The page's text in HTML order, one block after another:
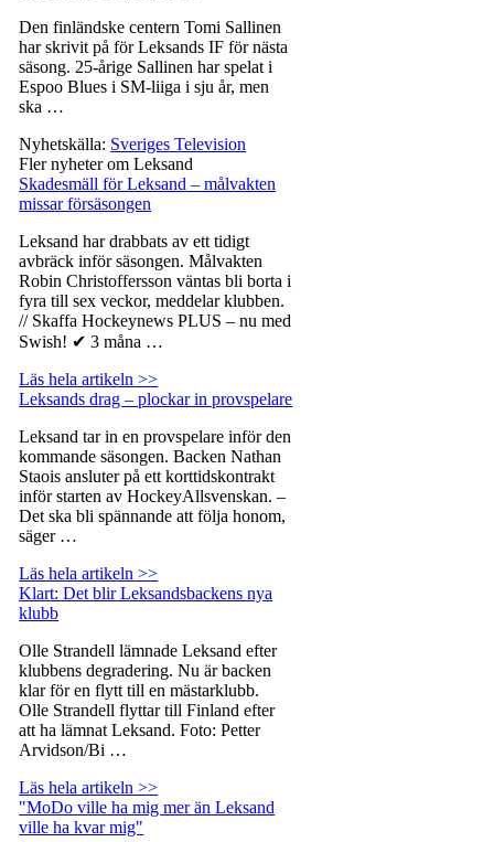
Den finländske centern Tomi Sallinen
har skrivit på för Leksands IF för nästa
säsong. 25-årige Sallinen har spelat i
Espoo Blues i SM-liiga i sju år, men
ska …
Nyhetskälla: Sveriges Television
Fler nyheter om Leksand
Skadesmäll för Leksand – målvakten
missar försäsongen
Leksand har drabbats av ett tidigt
avbräck inför säsongen. Målvakten
Robin Christoffersson väntas bli borta i
fyra till sex veckor, meddelar klubben.
// Skaffa Hockeynews PLUS – nu med
Swish! ✔ 3 måna …
Läs hela artikeln >>
Leksands drag – plockar in provspelare
Leksand tar in en provspelare inför den
kommande säsongen. Backen Nathan
Staois ansluter på ett korttidskontrakt
inför starten av HockeyAllsvenskan. –
Det ska bli spännande att följa honom,
säger …
Läs hela artikeln >>
Klart: Det blir Leksandsbackens nya
klubb
Olle Strandell lämnade Leksand efter
klubbens degradering. Nu är backen
klar för en flytt till en mästarklubb.
Olle Strandell flyttar till Finland efter
att ha lämnat Leksand. Foto: Petter
Arvidson/Bi …
Läs hela artikeln >>
"MoDo ville ha mig mer än Leksand
ville ha kvar mig"